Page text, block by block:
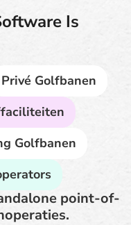
Is
Privé Golfbanen
Golfbanen
point-of-